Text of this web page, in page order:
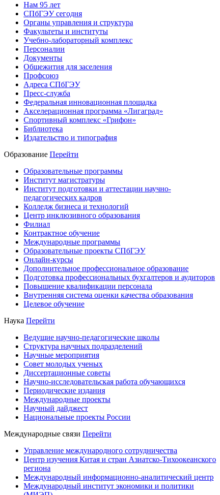
Нам 95 лет
СПбГЭУ сегодня
Органы управления и структура
Факультеты и институты
Учебно-лабораторный комплекс
Персоналии
Документы
Общежития для заселения
Профсоюз
Адреса СПбГЭУ
Пресс-служба
Федеральная инновационная площадка
Акселерационная программа «Лигаград»­­
Спортивный комплекс «Грифон»
Библиотека
Издательство и типография
Образование Перейти
Образовательные программы
Институт магистратуры
Институт подготовки и аттестации научно-
педагогических кадров
Колледж бизнеса и технологий
Центр инклюзивного образования
Филиал
Контрактное обучение
Международные программы
Образовательные проекты СПбГЭУ
Онлайн-курсы
Дополнительное профессиональное образование
Подготовка профессиональных бухгалтеров и аудиторов
Повышение квалификации персонала
Внутренняя система оценки качества образования
Целевое обучение
Наука Перейти
Ведущие научно-педагогические школы
Структура научных подразделений
Научные мероприятия
Совет молодых ученых
Диссертационные советы
Научно-исследовательская работа обучающихся
Периодические издания
Международные проекты
Научный дайджест
Национальные проекты России
Международные связи Перейти
Управление международного сотрудничества
Центр изучения Китая и стран Азиатско-Тихоокеанского
региона
Международный информационно-аналитический центр
Международный институт экономики и политики